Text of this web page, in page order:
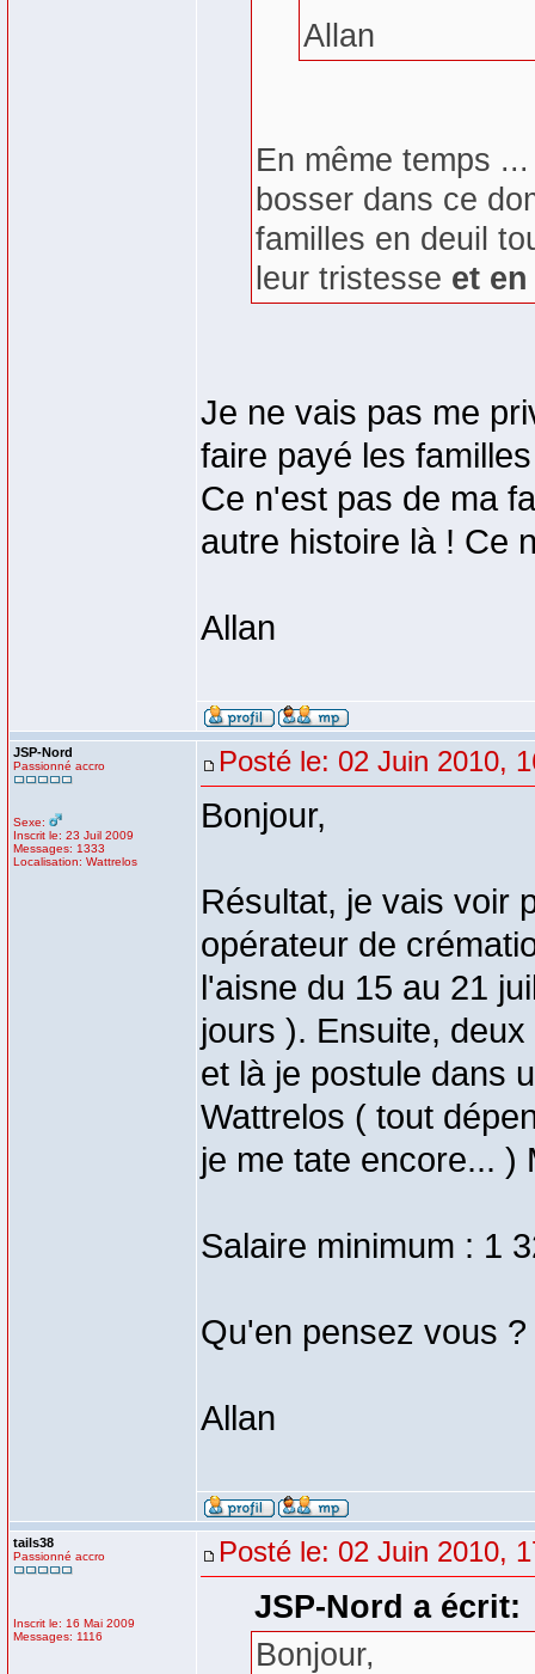
Allan
En même temps
bosser dans ce
familles en deuil
leur tristesse et
Je ne vais pas me
faire payé les
Ce n'est pas de ma
autre histoire là ! Ce
Allan
JSP-Nord
Passionné accro
Sexe:
Inscrit le: 23 Juil 2009
Messages: 1333
Localisation: Wattrelos
Posté le: 02 Juin 2010,
Bonjour,
Résultat, je vais voir
opérateur de
l'aisne du 15 au 21
jours ). Ensuite,
et là je postule dans
Wattrelos ( tout
je me tate encore... )
Salaire minimum : 1
Qu'en pensez vous ?
Allan
tails38
Passionné accro
Inscrit le: 16 Mai 2009
Messages: 1116
Posté le: 02 Juin 2010,
JSP-Nord a écrit:
Bonjour,